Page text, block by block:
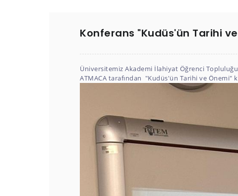
Konferans "Kudüs'ün Tarihi
Üniversitemiz Akademi İlahiyat Öğrenci
ATMACA tarafından "Kudüs'ün Tarihi ve Önemi"